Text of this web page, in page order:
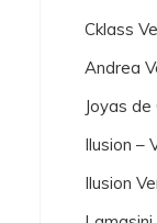
Cklass
Andrea
Joyas
Ilusion –
Ilusion